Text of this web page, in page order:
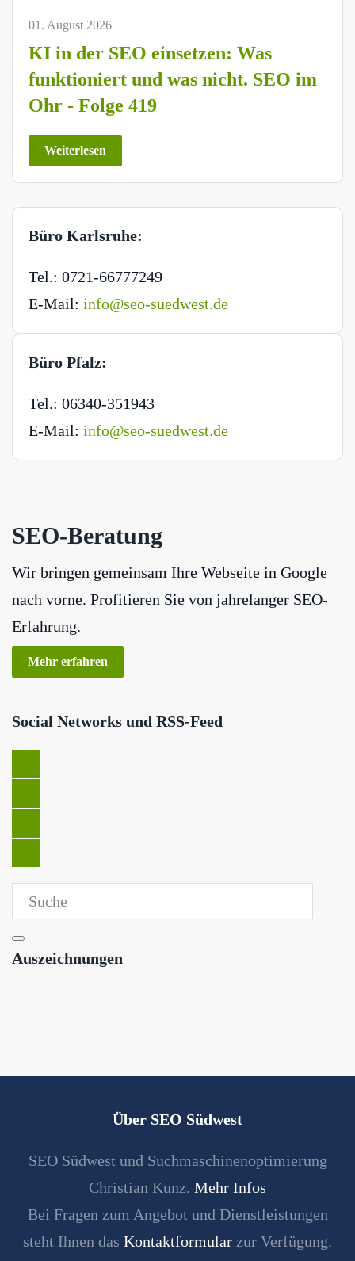
01. August 2026
KI in der SEO einsetzen: Was
funktioniert und was nicht. SEO im
Ohr - Folge 419
Weiterlesen
Büro Karlsruhe:
Tel.: 0721-66777249
E-Mail: info@seo-suedwest.de
Büro Pfalz:
Tel.: 06340-351943
E-Mail: info@seo-suedwest.de
SEO-Beratung
Wir bringen gemeinsam Ihre Webseite in Google
nach vorne. Profitieren Sie von jahrelanger SEO-
Erfahrung.
Mehr erfahren
Social Networks und RSS-Feed
Auszeichnungen
Über SEO Südwest
SEO Südwest und Suchmaschinenoptimierung
Christian Kunz. Mehr Infos
Bei Fragen zum Angebot und Dienstleistungen
steht Ihnen das Kontaktformular zur Verfügung.